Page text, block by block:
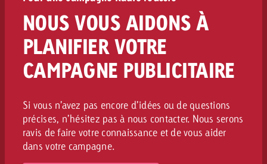
NOUS VOUS AIDONS À
PLANIFIER VOTRE
CAMPAGNE PUBLICITAIRE
Si vous n’avez pas encore d’idées ou de questions
précises, n’hésitez pas à nous contacter. Nous serons
ravis de faire votre connaissance et de vous aider
dans votre campagne.